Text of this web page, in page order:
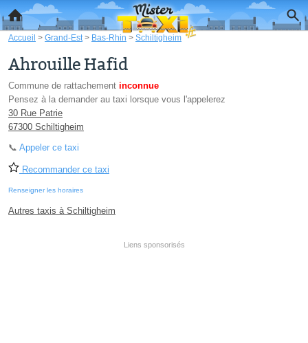
Accueil > Grand-Est > Bas-Rhin > Schiltigheim
Ahrouille Hafid
Commune de rattachement inconnue
Pensez à la demander au taxi lorsque vous l'appelerez
30 Rue Patrie
67300 Schiltigheim
📞 Appeler ce taxi
Recommander ce taxi
Renseigner les horaires
Autres taxis à Schiltigheim